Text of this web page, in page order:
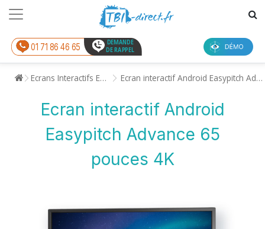
01 71 86 46 65
DEMANDE
DE RAPPEL
Ecrans Interactifs Enseignement Ecran interactif Android Easypitch Advance 65 pouces 4K
Ecran interactif Android
Easypitch Advance 65
pouces 4K